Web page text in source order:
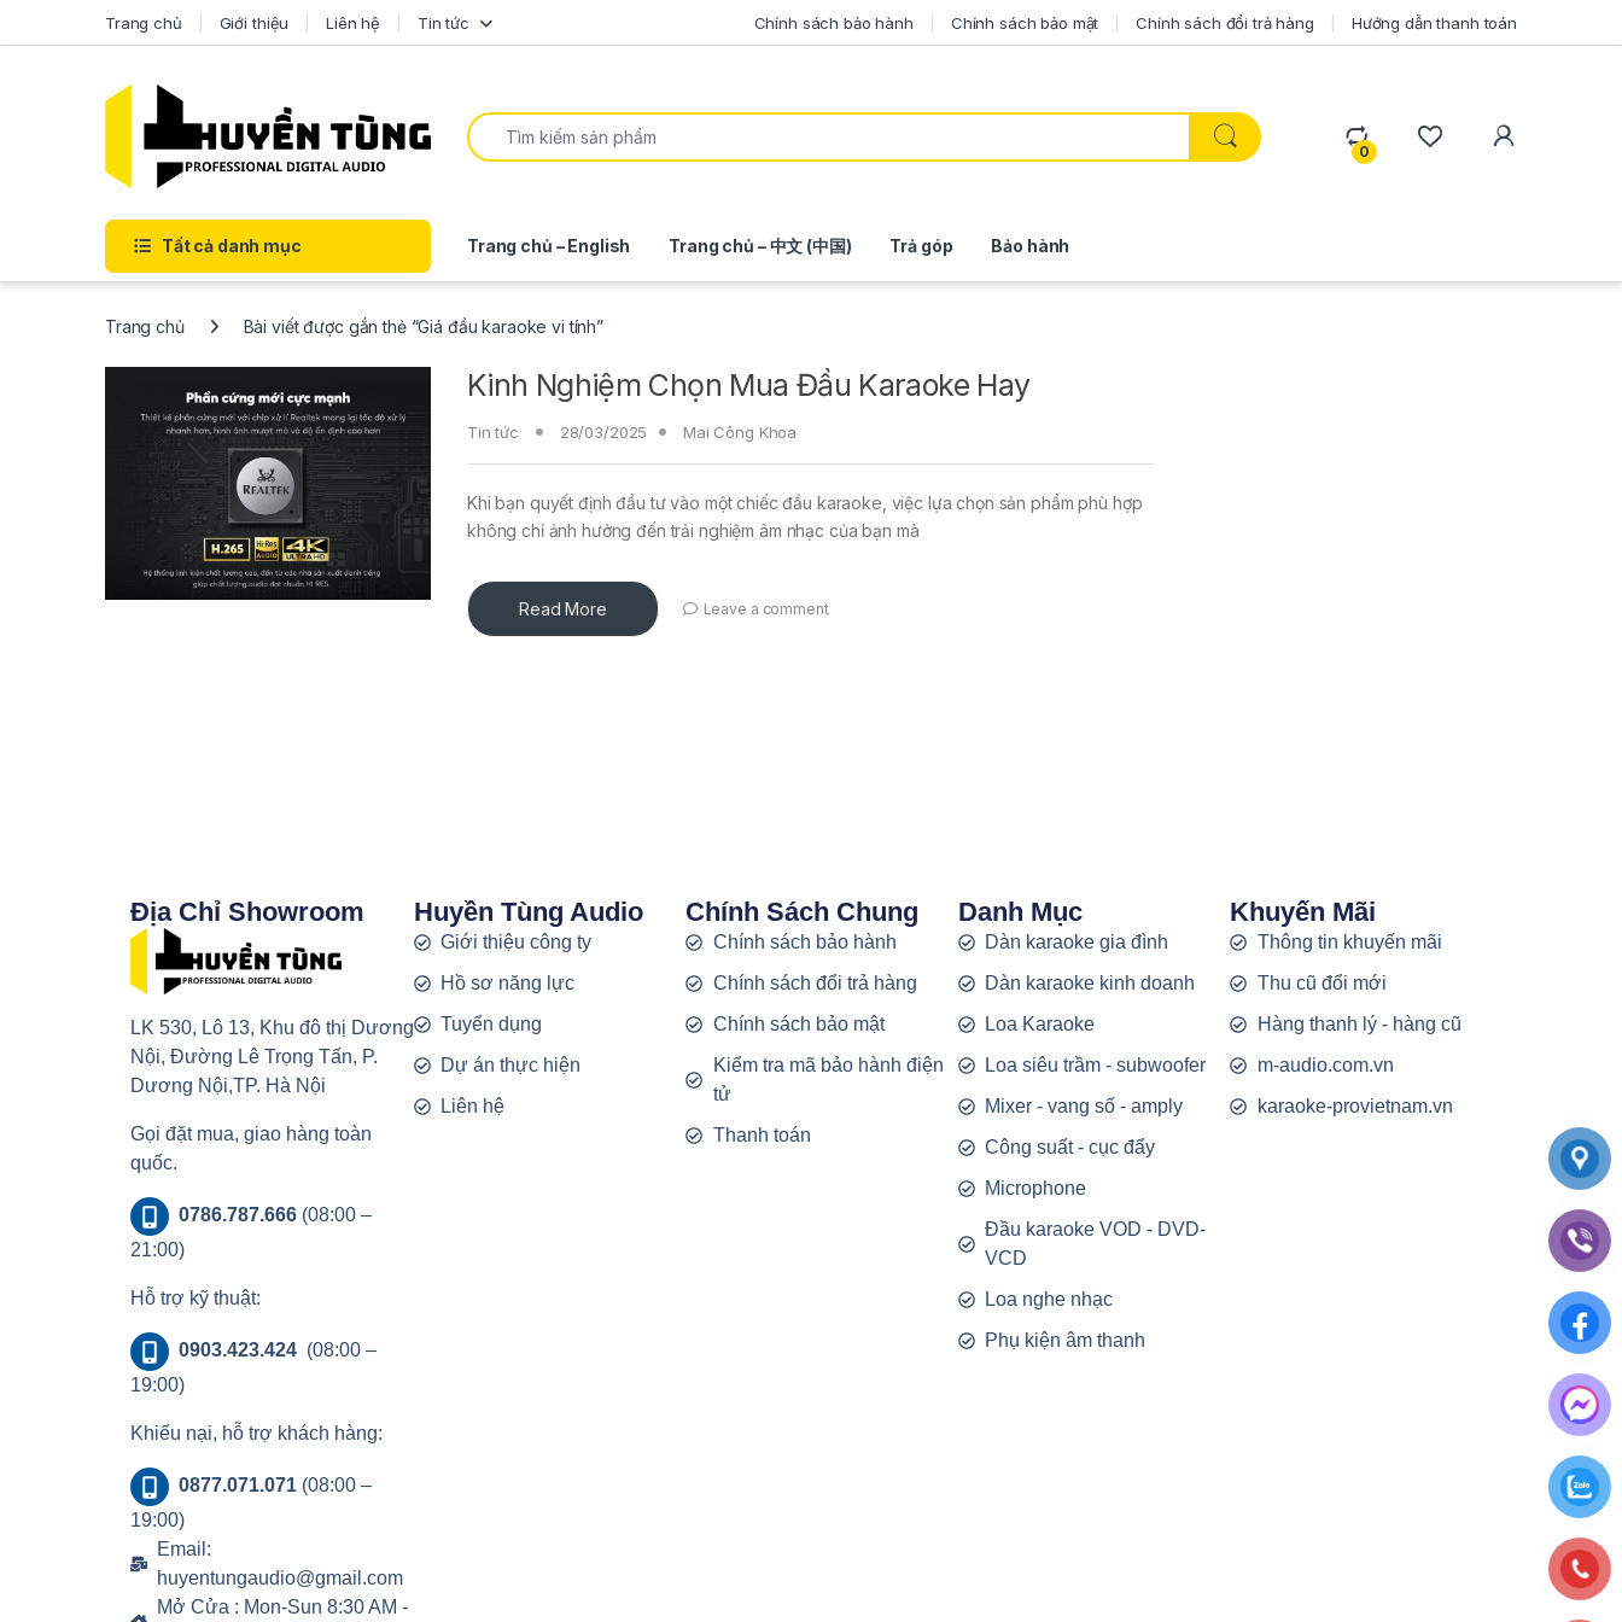
Trang chủ Giới thiệu Liên hệ Tin tức Chính sách bảo hành Chính sách bảo mật Chính sách đổi trả hàng Hướng dẫn thanh toán
0
Tất cả danh mục Trang chủ – English Trang chủ – 中文 (中国) Trả góp Bảo hành
Trang chủ Bài viết được gắn thẻ “Giá đầu karaoke vi tính”
Kinh Nghiệm Chọn Mua Đầu Karaoke Hay
Tin tức 28/03/2025 Mai Công Khoa
Khi bạn quyết định đầu tư vào một chiếc đầu karaoke, việc lựa chọn sản phẩm phù hợp
không chỉ ảnh hưởng đến trải nghiệm âm nhạc của bạn mà
Read More Leave a comment
Địa Chỉ Showroom
LK 530, Lô 13, Khu đô thị Dương
Nội, Đường Lê Trọng Tấn, P.
Dương Nội,TP. Hà Nội
Gọi đặt mua, giao hàng toàn
quốc.
0786.787.666(08:00 –
21:00)
Hỗ trợ kỹ thuật:
0903.423.424 (08:00 –
19:00)
Khiếu nại, hỗ trợ khách hàng:
0877.071.071(08:00 –
19:00)
Email:
huyentungaudio@gmail.com
Mở Cửa : Mon-Sun 8:30 AM -
Huyền Tùng Audio
Giới thiệu công ty
Hồ sơ năng lực
Tuyển dụng
Dự án thực hiện
Liên hệ
Chính Sách Chung
Chính sách bảo hành
Chính sách đổi trả hàng
Chính sách bảo mật
Kiểm tra mã bảo hành điện
tử
Thanh toán
Danh Mục
Dàn karaoke gia đình
Dàn karaoke kinh doanh
Loa Karaoke
Loa siêu trầm - subwoofer
Mixer - vang số - amply
Công suất - cục đẩy
Microphone
Đầu karaoke VOD - DVD-
VCD
Loa nghe nhạc
Phụ kiện âm thanh
Khuyến Mãi
Thông tin khuyến mãi
Thu cũ đổi mới
Hàng thanh lý - hàng cũ
m-audio.com.vn
karaoke-provietnam.vn